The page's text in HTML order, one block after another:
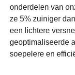
onderdelen van
ze 5% zuiniger
een lichtere
geoptimaliseerde
soepelere en